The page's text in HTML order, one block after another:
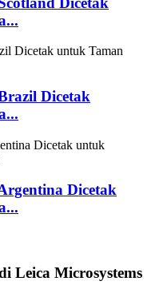
Dicetak
Dicetak
Leica Microsystems